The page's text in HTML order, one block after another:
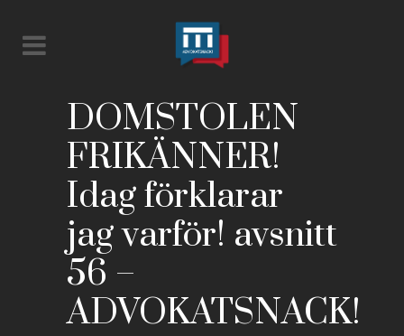
DOMSTOLEN
FRIKÄNNER!
Idag förklarar
jag varför! avsnitt
56 –
ADVOKATSNACK!